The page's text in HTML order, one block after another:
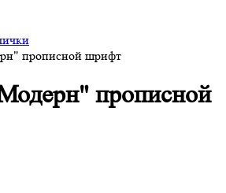
прописной шрифт
прописной